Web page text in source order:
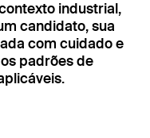
industrial,
candidato, sua
com cuidado e
padrões de